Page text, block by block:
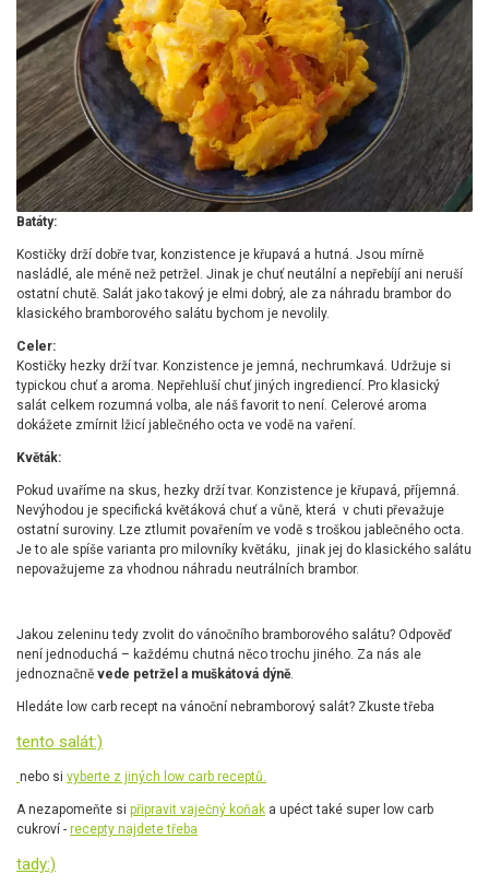
Batáty:
Kostičky drží dobře tvar, konzistence je křupavá a hutná. Jsou mírně
nasládlé, ale méně než petržel. Jinak je chuť neutální a nepřebíjí ani neruší
ostatní chutě. Salát jako takový je elmi dobrý, ale za náhradu brambor do
klasického bramborového salátu bychom je nevolily.
Celer:
Kostičky hezky drží tvar. Konzistence je jemná, nechrumkavá. Udržuje si
typickou chuť a aroma. Nepřehluší chuť jiných ingrediencí. Pro klasický
salát celkem rozumná volba, ale náš favorit to není. Celerové aroma
dokážete zmírnit lžicí jablečného octa ve vodě na vaření.
Květák:
Pokud uvaříme na skus, hezky drží tvar. Konzistence je křupavá, příjemná.
Nevýhodou je specifická květáková chuť a vůně, která v chuti převažuje
ostatní suroviny. Lze ztlumit povařením ve vodě s troškou jablečného octa.
Je to ale spíše varianta pro milovníky květáku, jinak jej do klasického salátu
nepovažujeme za vhodnou náhradu neutrálních brambor.
Jakou zeleninu tedy zvolit do vánočního bramborového salátu? Odpověď
není jednoduchá – každému chutná něco trochu jiného. Za nás ale
jednoznačně vede petržel a muškátová dýně.
Hledáte low carb recept na vánoční nebramborový salát? Zkuste třeba
tento salát:)
nebo si vyberte z jiných low carb receptů.
A nezapomeňte si připravit vaječný koňak a upéct také super low carb
cukroví - recepty najdete třeba
tady:)